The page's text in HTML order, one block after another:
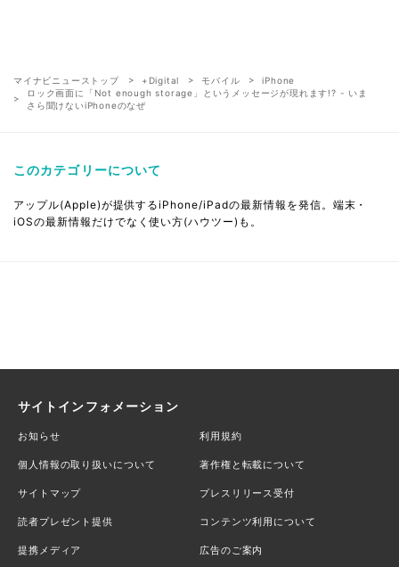
マイナビニューストップ +Digital モバイル
iPhone
ロック画面に「Not enough storage」というメッセージが現れます!? - いま
さら聞けないiPhoneのなぜ
このカテゴリーについて
アップル(Apple)が提供するiPhone/iPadの最新情報を発信。端末・
iOSの最新情報だけでなく使い方(ハウツー)も。
サイトインフォメーション
お知らせ 利用規約
個人情報の取り扱いについて 著作権と転載について
サイトマップ プレスリリース受付
読者プレゼント提供 コンテンツ利用について
提携メディア 広告のご案内